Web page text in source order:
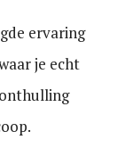
ervaring
je echt